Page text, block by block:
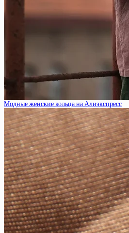
Модные женские кольца на Алиэкспресс